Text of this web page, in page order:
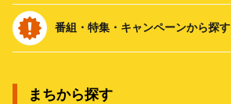
番組・特集・キャンペーンから探す
まちから探す